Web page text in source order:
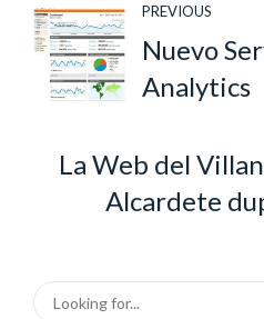
PREVIOUS
Nuevo
Analytics
La Web del
Alcardete